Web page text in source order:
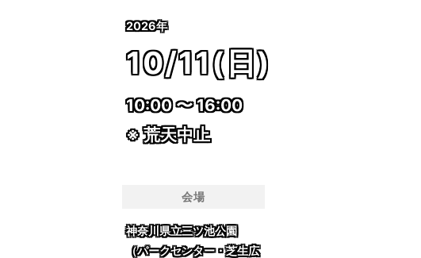
2026年
10/11(日)
10:00 〜 16:00
※ 荒天中止
会場
神奈川県立三ツ池公園
（パークセンター・芝生広